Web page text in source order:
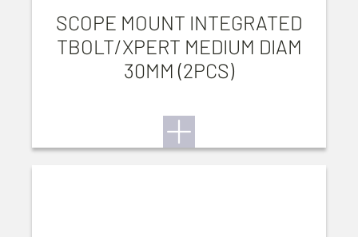
SCOPE MOUNT INTEGRATED
TBOLT/XPERT MEDIUM DIAM
30MM (2PCS)